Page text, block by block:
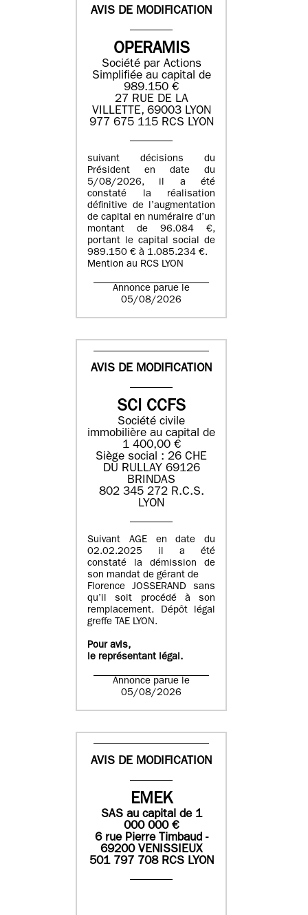
AVIS DE MODIFICATION
OPERAMIS
Société par Actions
Simplifiée au capital de
989.150 €
27 RUE DE LA
VILLETTE, 69003 LYON
977 675 115 RCS LYON
suivant décisions du
Président en date du
5/08/2026, il a été
constaté la réalisation
définitive de l’augmentation
de capital en numéraire d’un
montant de 96.084 €,
portant le capital social de
989.150 € à 1.085.234 €.
Mention au RCS LYON
Annonce parue le
05/08/2026
AVIS DE MODIFICATION
SCI CCFS
Société civile
immobilière au capital de
1 400,00 €
Siège social : 26 CHE
DU RULLAY 69126
BRINDAS
802 345 272 R.C.S.
LYON
Suivant AGE en date du
02.02.2025 il a été
constaté la démission de
son mandat de gérant de
Florence JOSSERAND sans
qu’il soit procédé à son
remplacement. Dépôt légal
greffe TAE LYON.
Pour avis,
le représentant légal.
Annonce parue le
05/08/2026
AVIS DE MODIFICATION
EMEK
SASau capital de 1
000 000€
6 rue Pierre Timbaud -
69200 VENISSIEUX
501 797 708 RCS LYON